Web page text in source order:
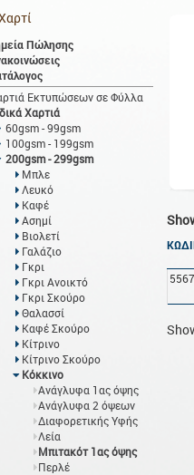
Πώλησης
Εκτυπώσεων σε Φύλλα
Χαρτιά
60gsm - 99gsm
100gsm - 199gsm
200gsm - 299gsm
Μπλε
Λευκό
Καφέ
Ασημί
Βιολετί
Γαλάζιο
Γκρι
Γκρι Ανοικτό
Γκρι Σκούρο
Θαλασσί
Καφέ Σκούρο
Κίτρινο
Κίτρινο Σκούρο
Κόκκινο
Ανάγλυφα 1ας όψης
Ανάγλυφα 2 όψεων
Διαφορετικής Υφής
Λεία
Μπιτακότ 1ας όψης
Περλέ
5567